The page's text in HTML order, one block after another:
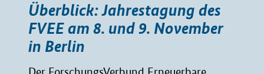
Überblick: Jahrestagung des
FVEE am 8. und 9. November
in Berlin